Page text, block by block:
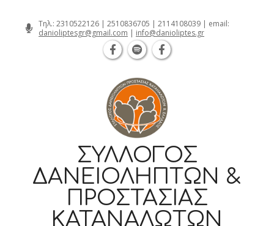
Τηλ.: 2310522126 | 2510836705 | 2114108039 | email:
danioliptesgr@gmail.com | info@danioliptes.gr
ΣΎΛΛΟΓΟΣ
ΔΑΝΕΙΟΛΗΠΤΏΝ &
ΠΡΟΣΤΑΣΊΑΣ
ΚΑΤΑΝΑΛΩΤΏΝ